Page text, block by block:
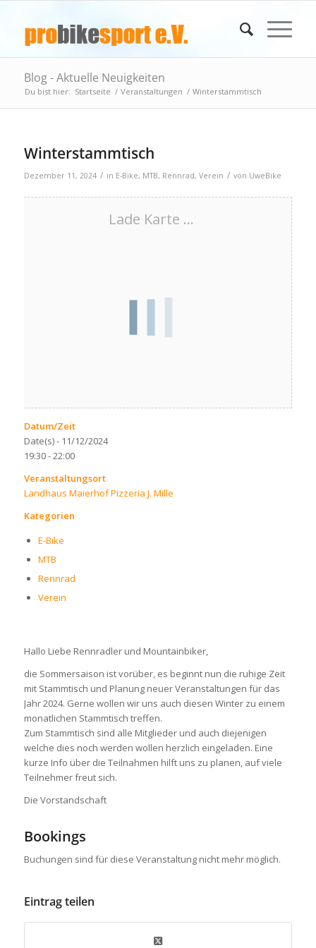
Blog - Aktuelle Neuigkeiten
Du bist hier: Startseite / Veranstaltungen / Winterstammtisch
Winterstammtisch
Dezember 11, 2024 / in E-Bike, MTB, Rennrad, Verein / von UweBike
Lade Karte ...
Datum/Zeit
Date(s) - 11/12/2024
19:30 - 22:00
Veranstaltungsort
Landhaus Maierhof Pizzeria J. Mille
Kategorien
E-Bike
MTB
Rennrad
Verein
Hallo Liebe Rennradler und Mountainbiker,
die Sommersaison ist vorüber, es beginnt nun die ruhige Zeit
mit Stammtisch und Planung neuer Veranstaltungen für das
Jahr 2024. Gerne wollen wir uns auch diesen Winter zu einem
monatlichen Stammtisch treffen.
Zum Stammtisch sind alle Mitglieder und auch diejenigen
welche dies noch werden wollen herzlich eingeladen. Eine
kurze Info über die Teilnahmen hilft uns zu planen, auf viele
Teilnehmer freut sich.
Die Vorstandschaft
Bookings
Buchungen sind für diese Veranstaltung nicht mehr möglich.
Eintrag teilen